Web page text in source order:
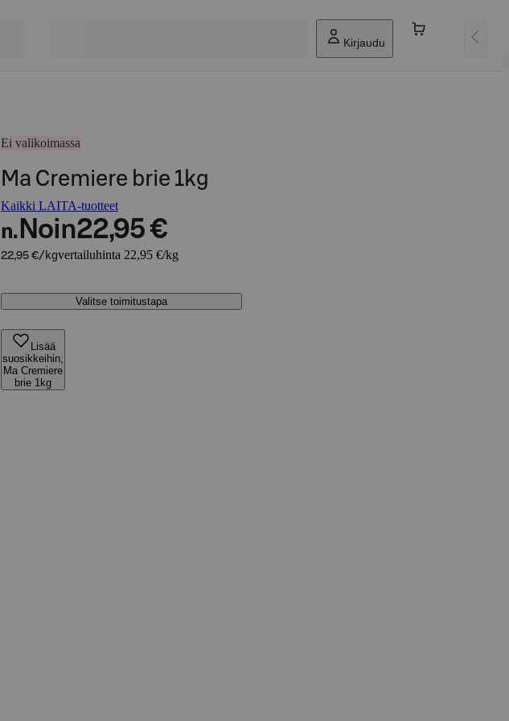
Kirjaudu
Ei valikoimassa
Ma Cremiere brie 1kg
Kaikki LAITA-tuotteet
n. Noin22,95 €
22,95 €/kgvertailuhinta 22,95 €/kg
Valitse toimitustapa
Lisää
suosikkeihin,
Ma Cremiere
brie 1kg